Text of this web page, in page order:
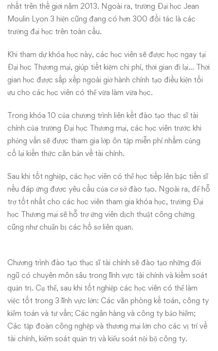
nhất trên thế giới năm 2013. Ngoài ra, trường Đại học Jean
Moulin Lyon 3 hiện cũng đang có hơn 300 đối tác là các
trường đại học trên toàn cầu.
Khi tham dự khóa học này, các học viên sẽ được học ngay tại
Đại học Thương mại, giúp tiết kiệm chi phí, thời gian đi lại… Thời
gian học được sắp xếp ngoài giờ hành chính tạo điều kiện tối
ưu cho các học viên có thể vừa làm vừa học.
Trong khóa 10 của chương trình liên kết đào tạo thạc sĩ tài
chính của trường Đại học Thương mại, các học viên trước khi
phỏng vấn sẽ được tham gia lớp ôn tập miễn phí nhằm củng
cố lại kiến thức căn bản về tài chính.
Sau khi tốt nghiệp, các học viên có thể học tiếp lên bậc tiến sĩ
nếu đáp ứng được yêu cầu của cơ sở đào tạo. Ngoài ra, để hỗ
trợ tốt nhất cho các học viên tham gia khóa học, trường Đại
học Thương mại sẽ hỗ trợ ứng viên dịch thuật công chứng
cũng như chuẩn bị các hồ sơ liên quan.
Chương trình đào tạo thạc sĩ tài chính sẽ đào tạo những đội
ngũ có chuyên môn sâu trong lĩnh vực tài chính và kiếm soát
quản trị. Cụ thể, sau khi tốt nghiệp các học viên có thể làm
việc tốt trong 3 lĩnh vực lớn: Các văn phòng kế toán, công ty
kiểm toán và tư vấn; Các ngân hàng và công ty bảo hiểm;
Các tập đoàn công nghệp và thương mại lớn cho các vị trí về
tài chính, kiểm soát quản trị và kiểu soát nội bộ công ty.